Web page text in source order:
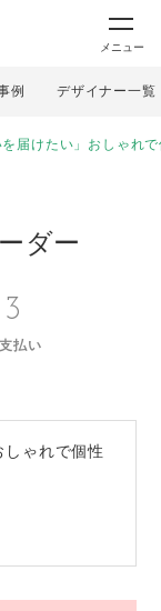
メニュー
例 デザイナー一覧
を届けたい」おしゃれ
ダー
3
払い
しゃれで個性